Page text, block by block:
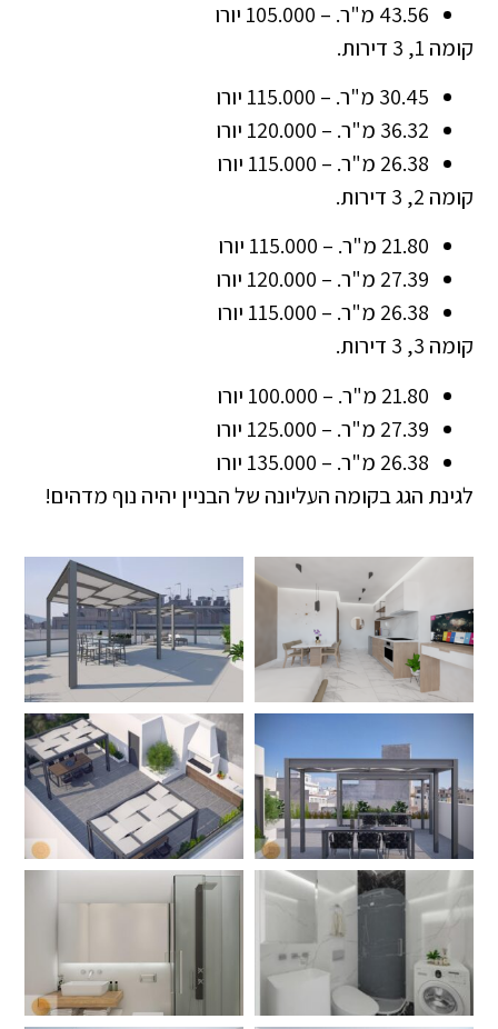
43.56 מ"ר. – 105.000 יורו
קומה 1, 3 דירות.
30.45 מ"ר. – 115.000 יורו
36.32 מ"ר. – 120.000 יורו
26.38 מ"ר. – 115.000 יורו
קומה 2, 3 דירות.
21.80 מ"ר. – 115.000 יורו
27.39 מ"ר. – 120.000 יורו
26.38 מ"ר. – 115.000 יורו
קומה 3, 3 דירות.
21.80 מ"ר. – 100.000 יורו
27.39 מ"ר. – 125.000 יורו
26.38 מ"ר. – 135.000 יורו
לגינת הגג בקומה העליונה של הבניין יהיה נוף מדהים!